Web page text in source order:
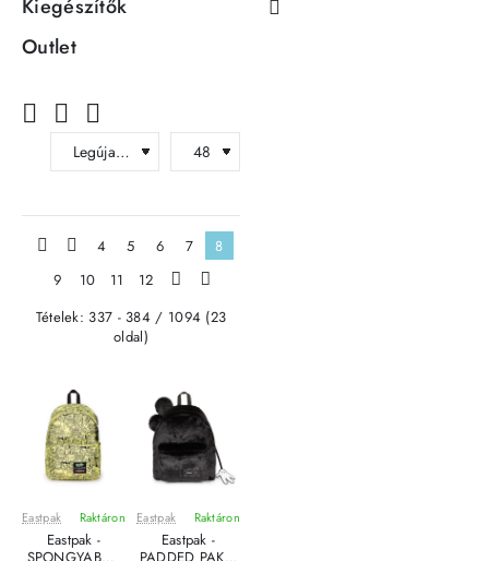
Kiegészítők
Outlet
|< < 4 5 6 7
8
9
10 11 12 >
>|
Tételek: 337 - 384 / 1094 (23
oldal)
Eastpak Raktáron
Eastpak -
SPONGYABOB
Eastpak Raktáron
Eastpak -
PADDED PAK'R